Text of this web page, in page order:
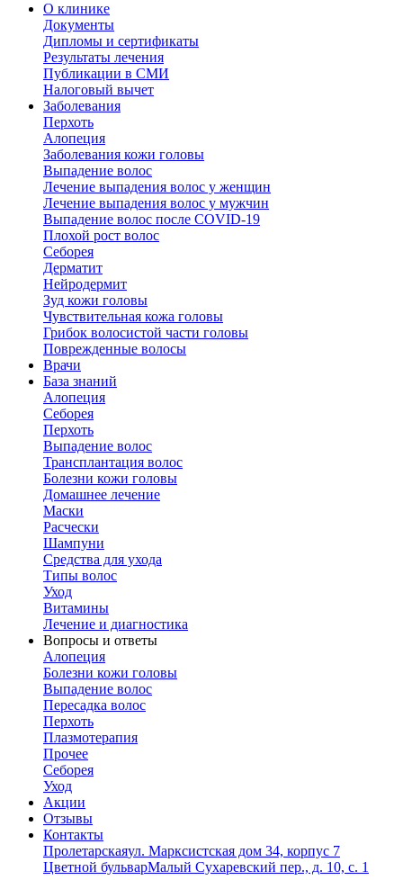
О клинике
Документы
Дипломы и сертификаты
Результаты лечения
Публикации в СМИ
Налоговый вычет
Заболевания
Перхоть
Алопеция
Заболевания кожи головы
Выпадение волос
Лечение выпадения волос у женщин
Лечение выпадения волос у мужчин
Выпадение волос после COVID-19
Плохой рост волос
Cеборея
Дерматит
Нейродермит
Зуд кожи головы
Чувствительная кожа головы
Грибок волосистой части головы
Поврежденные волосы
Врачи
База знаний
Алопеция
Себорея
Перхоть
Выпадение волос
Трансплантация волос
Болезни кожи головы
Домашнее лечение
Маски
Расчески
Шампуни
Средства для ухода
Типы волос
Уход
Витамины
Лечение и диагностика
Вопросы и ответы
Алопеция
Болезни кожи головы
Выпадение волос
Пересадка волос
Перхоть
Плазмотерапия
Прочее
Себорея
Уход
Акции
Отзывы
Контакты
Пролетарскаяул. Марксистская дом 34, корпус 7
Цветной бульварМалый Сухаревский пер., д. 10, с. 1